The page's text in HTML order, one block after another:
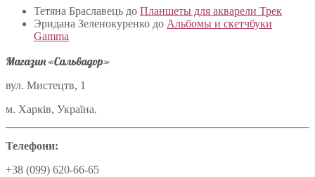
Тетяна Браславець до Планшеты для акварели Трек
Эридана Зеленокуренко до Альбомы и скетчбуки
Gamma
Магазин «Сальвадор»
вул. Мистецтв, 1
м. Харків, Україна.
Телефони:
+38 (099) 620-66-65